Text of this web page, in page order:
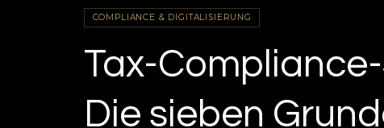
COMPLIANCE & DIGITALISIERUNG
Tax-
Die sieben